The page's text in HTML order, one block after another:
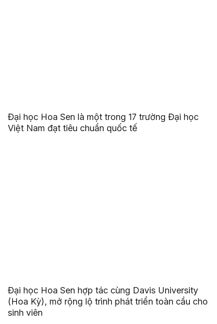
Đại học Hoa Sen là một trong 17 trường Đại học
Việt Nam đạt tiêu chuẩn quốc tế
Đại học Hoa Sen hợp tác cùng Davis University
(Hoa Kỳ), mở rộng lộ trình phát triển toàn cầu cho
sinh viên